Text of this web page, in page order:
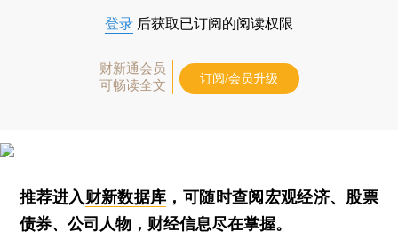
登录 后获取已订阅的阅读权限
财新通会员
可畅读全文
订阅/会员升级
推荐进入财新数据库 ，可随时查阅宏观经济、股票
债券、公司人物，财经信息尽在掌握。